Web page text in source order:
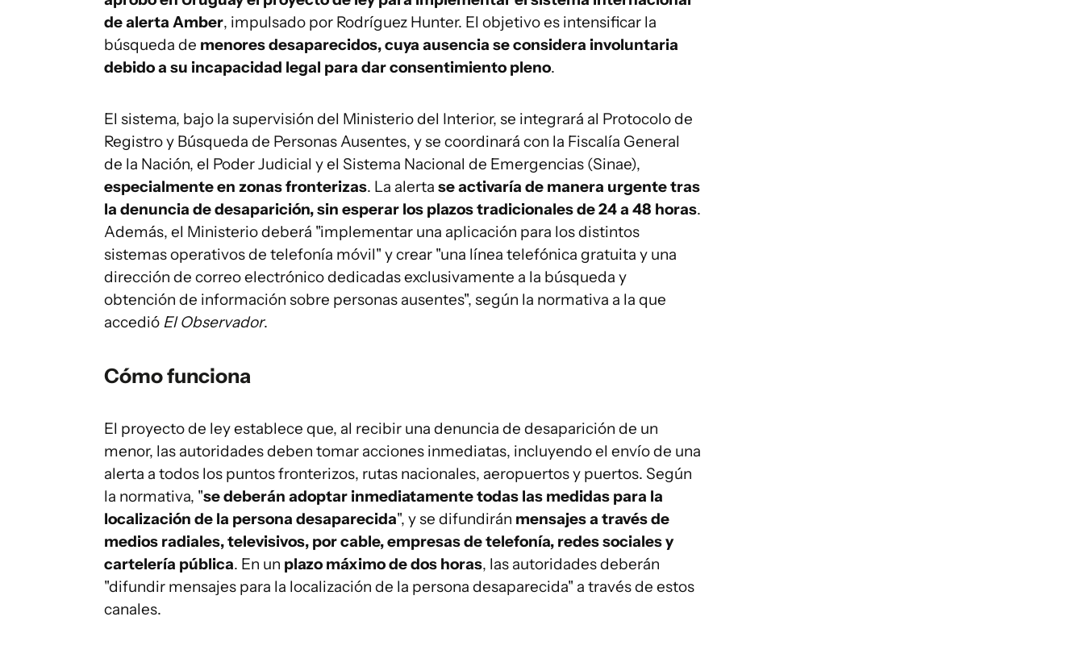
de alerta Amber, impulsado por Rodríguez Hunter. El objetivo es intensificar la
búsqueda de menores desaparecidos, cuya ausencia se considera involuntaria
debido a su incapacidad legal para dar consentimiento pleno.
El sistema, bajo la supervisión del Ministerio del Interior, se integrará al Protocolo de
Registro y Búsqueda de Personas Ausentes, y se coordinará con la Fiscalía General
de la Nación, el Poder Judicial y el Sistema Nacional de Emergencias (Sinae),
especialmente en zonas fronterizas. La alerta se activaría de manera urgente tras
la denuncia de desaparición, sin esperar los plazos tradicionales de 24 a 48 horas.
Además, el Ministerio deberá "implementar una aplicación para los distintos
sistemas operativos de telefonía móvil" y crear "una línea telefónica gratuita y una
dirección de correo electrónico dedicadas exclusivamente a la búsqueda y
obtención de información sobre personas ausentes", según la normativa a la que
accedió El Observador.
Cómo funciona
El proyecto de ley establece que, al recibir una denuncia de desaparición de un
menor, las autoridades deben tomar acciones inmediatas, incluyendo el envío de una
alerta a todos los puntos fronterizos, rutas nacionales, aeropuertos y puertos. Según
la normativa, "se deberán adoptar inmediatamente todas las medidas para la
localización de la persona desaparecida", y se difundirán mensajes a través de
medios radiales, televisivos, por cable, empresas de telefonía, redes sociales y
cartelería pública. En un plazo máximo de dos horas, las autoridades deberán
"difundir mensajes para la localización de la persona desaparecida" a través de estos
canales.